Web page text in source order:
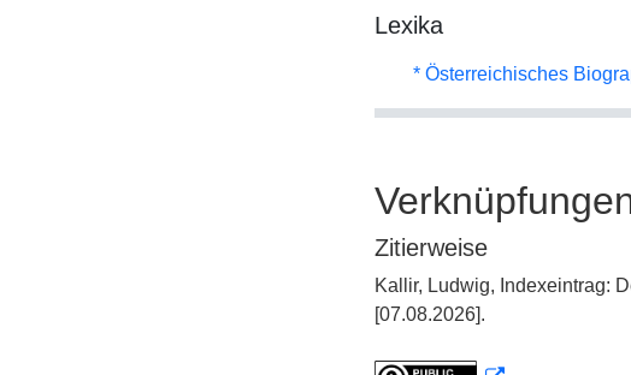
Lexika
* Österreichisches
Zitierweise
Kallir, Ludwig, Indexeintrag:
[07.08.2026].